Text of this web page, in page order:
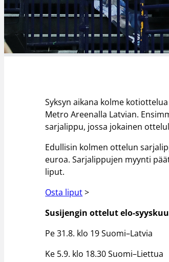
Syksyn aikana kolme
Metro Areenalla Latvian.
sarjalippu, jossa jokainen
Edullisin kolmen ottelun
euroa. Sarjalippujen myynti
liput.
Osta liput>
Susijengin ottelut elo-
Pe 31.8. klo 19 Suomi–Latvia
Ke 5.9. klo 18.30 Suomi–Liettua